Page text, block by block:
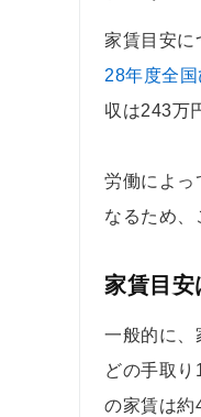
家賃目安に
28年度全
収は243万
労働によっ
なるため、
家賃目安
一般的に、
どの手取
の家賃は約